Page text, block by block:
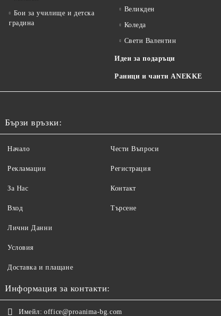
Бои за училище и детска
градина
Великден
Коледа
Свети Валентин
Идеи за подаръци
Раници и чанти ANEKKE
Бързи връзки:
Начало
Рекламации
За Нас
Вход
Чести Въпроси
Регистрация
Контакт
Търсене
Лични Данни
Условия
Доставка и плащане
Информация за контакти:
Имейл: office@proanima-bg.com